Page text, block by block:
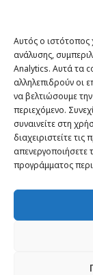
Αυτός ο ιστότοπος
ανάλυσης,
Analytics. Αυτά τα
αλληλεπιδρούν οι
να βελτιώσουμε
περιεχόμενο.
συναινείτε στη
διαχειριστείτε
απενεργοποιήσετε
προγράμματος
Passenger
TRAVEL
Οργάνωσε
CITY and